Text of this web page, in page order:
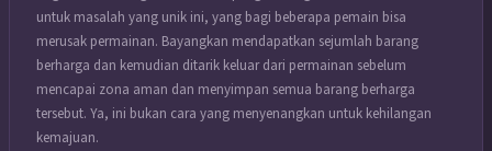
untuk masalah yang unik ini, yang bagi beberapa pemain bisa
merusak permainan. Bayangkan mendapatkan sejumlah barang
berharga dan kemudian ditarik keluar dari permainan sebelum
mencapai zona aman dan menyimpan semua barang berharga
tersebut. Ya, ini bukan cara yang menyenangkan untuk kehilangan
kemajuan.